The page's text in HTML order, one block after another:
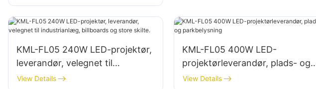
af åbne områder
KML-FL05 240W LED-projektør,
leverandør, velegnet til
industrianlæg, billboards og
View Details
KML-FL05 400W LED-
projektørleverandør, plads- og
parkbelysning
View Details